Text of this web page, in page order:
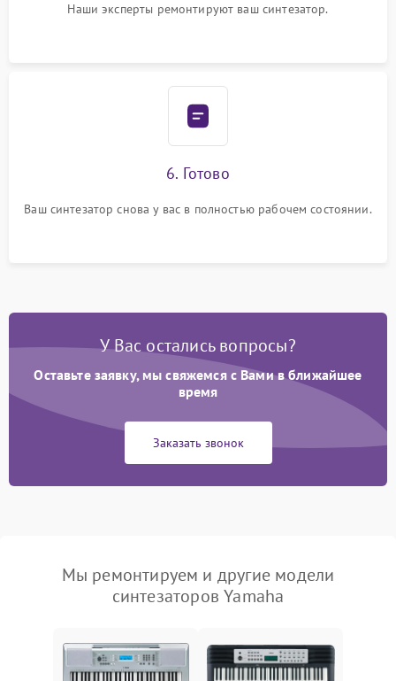
Наши эксперты ремонтируют ваш синтезатор.
6. Готово
Ваш синтезатор снова у вас в полностью рабочем состоянии.
У Вас остались вопросы?
Оставьте заявку, мы свяжемся с Вами в ближайшее
время
Заказать звонок
Мы ремонтируем и другие модели
синтезаторов Yamaha